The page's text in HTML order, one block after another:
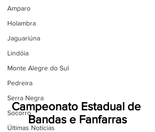
Amparo
Holambra
Jaguariúna
Lindóia
Monte Alegre do Sul
Pedreira
Serra Negra
Socorro
Últimas Notícias
Campeonato Estadual de
Bandas e Fanfarras